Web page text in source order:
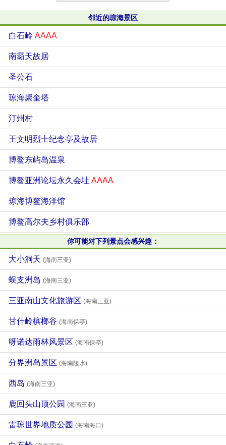
邻近的琼海景区
白石岭 AAAA
南霸天故居
圣公石
琼海聚奎塔
汀州村
王文明烈士纪念亭及故居
博鳌东屿岛温泉
博鳌亚洲论坛永久会址 AAAA
琼海博鳌海洋馆
博鳌高尔夫乡村俱乐部
你可能对下列景点会感兴趣：
大小洞天 (海南三亚)
蜈支洲岛 (海南三亚)
三亚南山文化旅游区 (海南三亚)
甘什岭槟榔谷 (海南保亭)
呀诺达雨林风景区 (海南保亭)
分界洲岛景区 (海南陵水)
西岛 (海南三亚)
鹿回头山顶公园 (海南三亚)
雷琼世界地质公园 (海南海口)